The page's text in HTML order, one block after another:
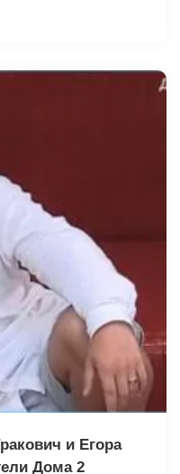
и Егора
Дома 2